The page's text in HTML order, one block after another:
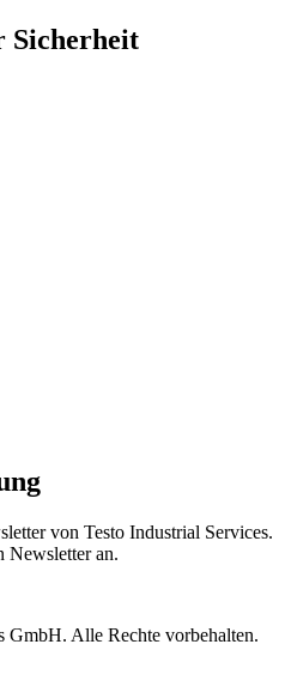
Sicherheit
von Testo Industrial Services.
Newsletter an.
GmbH. Alle Rechte vorbehalten.